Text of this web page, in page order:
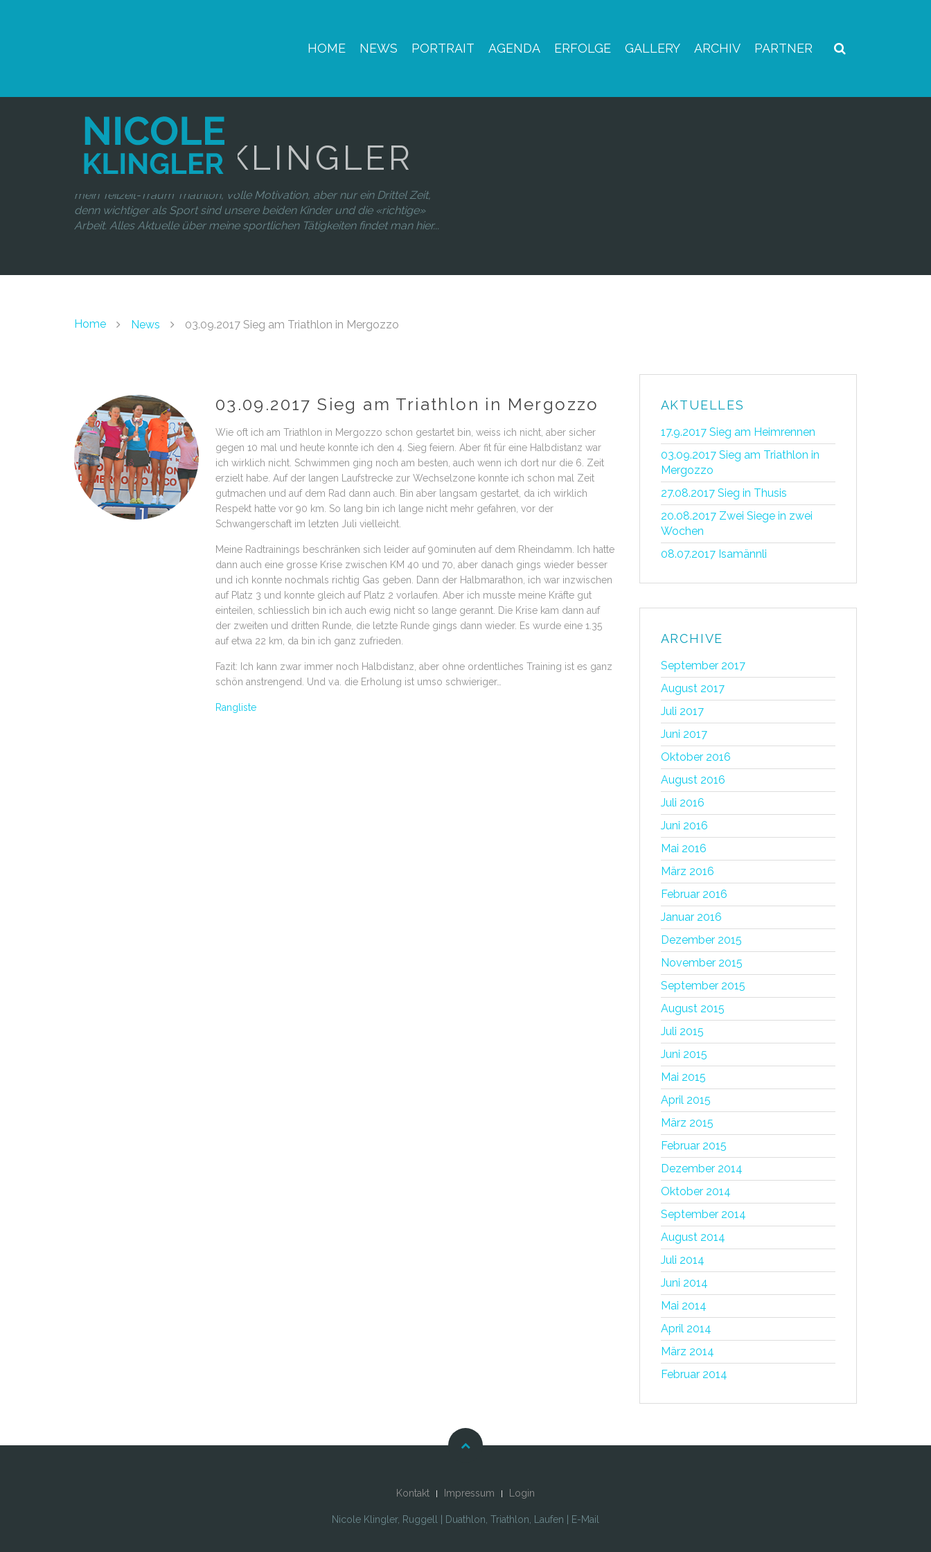
HOME NEWS PORTRAIT AGENDA ERFOLGE GALLERY ARCHIV PARTNER
NICOLE KLINGLER
mein Teilzeit-Traum Triathlon, volle Motivation, aber nur ein Drittel Zeit,
denn wichtiger als Sport sind unsere beiden Kinder und die «richtige»
Arbeit. Alles Aktuelle über meine sportlichen Tätigkeiten findet man hier...
Home News 03.09.2017 Sieg am Triathlon in Mergozzo
03.09.2017 Sieg am Triathlon in Mergozzo
Wie oft ich am Triathlon in Mergozzo schon gestartet bin, weiss ich nicht, aber sicher
gegen 10 mal und heute konnte ich den 4. Sieg feiern. Aber fit für eine Halbdistanz war
ich wirklich nicht. Schwimmen ging noch am besten, auch wenn ich dort nur die 6. Zeit
erzielt habe. Auf der langen Laufstrecke zur Wechselzone konnte ich schon mal Zeit
gutmachen und auf dem Rad dann auch. Bin aber langsam gestartet, da ich wirklich
Respekt hatte vor 90 km. So lang bin ich lange nicht mehr gefahren, vor der
Schwangerschaft im letzten Juli vielleicht.
Meine Radtrainings beschränken sich leider auf 90minuten auf dem Rheindamm. Ich hatte
dann auch eine grosse Krise zwischen KM 40 und 70, aber danach gings wieder besser
und ich konnte nochmals richtig Gas geben. Dann der Halbmarathon, ich war inzwischen
auf Platz 3 und konnte gleich auf Platz 2 vorlaufen. Aber ich musste meine Kräfte gut
einteilen, schliesslich bin ich auch ewig nicht so lange gerannt. Die Krise kam dann auf
der zweiten und dritten Runde, die letzte Runde gings dann wieder. Es wurde eine 1.35
auf etwa 22 km, da bin ich ganz zufrieden.
Fazit: Ich kann zwar immer noch Halbdistanz, aber ohne ordentliches Training ist es ganz
schön anstrengend. Und v.a. die Erholung ist umso schwieriger…
Rangliste
AKTUELLES
17.9.2017 Sieg am Heimrennen
03.09.2017 Sieg am Triathlon in
Mergozzo
27.08.2017 Sieg in Thusis
20.08.2017 Zwei Siege in zwei
Wochen
08.07.2017 Isamännli
ARCHIVE
September 2017
August 2017
Juli 2017
Juni 2017
Oktober 2016
August 2016
Juli 2016
Juni 2016
Mai 2016
März 2016
Februar 2016
Januar 2016
Dezember 2015
November 2015
September 2015
August 2015
Juli 2015
Juni 2015
Mai 2015
April 2015
März 2015
Februar 2015
Dezember 2014
Oktober 2014
September 2014
August 2014
Juli 2014
Juni 2014
Mai 2014
April 2014
März 2014
Februar 2014
Kontakt Impressum Login
Nicole Klingler, Ruggell | Duathlon, Triathlon, Laufen | E-Mail